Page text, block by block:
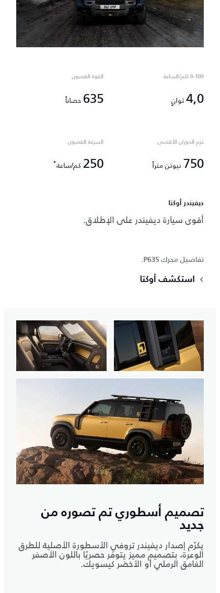
0-100 كلم/الساعة
4,0ثوانٍ
القوة القصوى
635 حصاناً
عزم الدوران الأقصى
750 نيوتن متراً
السرعة القصوى
250 كم/ساعة*
ديفيندر أوكتا
أقوى سيارة ديفيندر على الإطلاق.
تفاصيل محرك P635.
استكشف أوكتا
تصميم أسطوري تم تصوره من
جديد
يكرّم إصدار ديفيندر تروفي الأسطورة الأصلية للطرق
الوعرة، بتصميم مميز يتوفر حصريًا باللون الأصفر
الغامق الرملي أو الأخضر كيسويك.